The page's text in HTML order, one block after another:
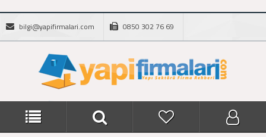
bilgi@yapifirmalari.com 0850 302 76 69